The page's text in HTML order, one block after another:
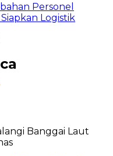
Personel
Logistik